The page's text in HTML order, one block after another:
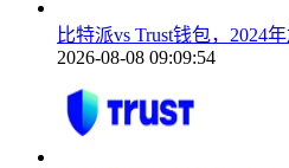
比特派vs Trust钱包，2024
2026-08-08 09:09:54